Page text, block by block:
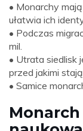
• Monarchy
ułatwia ich
• Podczas
mil.
• Utrata siedlisk
przed jakimi
• Samice